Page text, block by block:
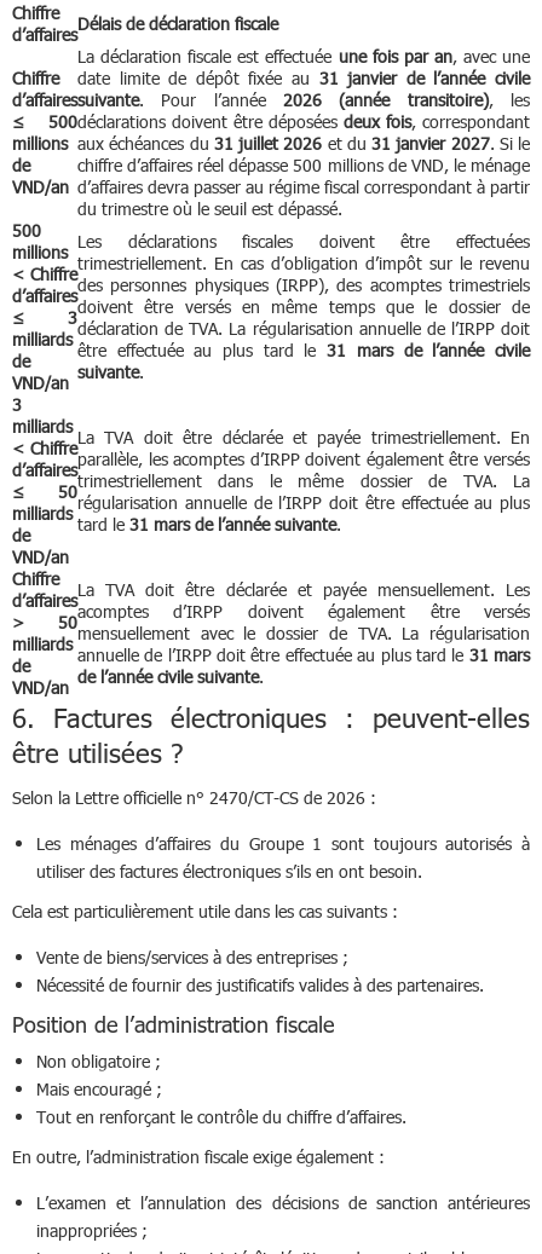
Chiffre
d’affairesDélais de déclaration fiscale
Chiffre
d’affaires
≤ 500
millions
de
VND/an
La déclaration fiscale est effectuée une fois par an, avec une
date limite de dépôt fixée au 31 janvier de l’année civile
suivante. Pour l’année 2026 (année transitoire), les
déclarations doivent être déposées deux fois, correspondant
aux échéances du 31 juillet 2026 et du 31 janvier 2027. Si le
chiffre d’affaires réel dépasse 500 millions de VND, le ménage
d’affaires devra passer au régime fiscal correspondant à partir
du trimestre où le seuil est dépassé.
500
millions
< Chiffre
d’affaires
≤ 3
milliards
de
VND/an
Les déclarations fiscales doivent être effectuées
trimestriellement. En cas d’obligation d’impôt sur le revenu
des personnes physiques (IRPP), des acomptes trimestriels
doivent être versés en même temps que le dossier de
déclaration de TVA. La régularisation annuelle de l’IRPP doit
être effectuée au plus tard le31 mars de l’année civile
suivante.
3
milliards
< Chiffre
d’affaires
≤ 50
milliards
de
VND/an
La TVA doit être déclarée et payée trimestriellement. En
parallèle, les acomptes d’IRPP doivent également être versés
trimestriellement dans le même dossier de TVA. La
régularisation annuelle de l’IRPP doit être effectuée au plus
tard le 31 mars de l’année suivante.
Chiffre
d’affaires
> 50
milliards
de
VND/an
La TVA doit être déclarée et payée mensuellement. Les
acomptes d’IRPP doivent également être versés
mensuellement avec le dossier de TVA. La régularisation
annuelle de l’IRPP doit être effectuée au plus tard le 31 mars
de l’année civile suivante.
6. Factures électroniques : peuvent-elles
être utilisées ?
Selon la Lettre officielle n° 2470/CT-CS de 2026 :
Les ménages d’affaires du Groupe 1 sont toujours autorisés à
utiliser des factures électroniques s’ils en ont besoin.
Cela est particulièrement utile dans les cas suivants :
Vente de biens/services à des entreprises ;
Nécessité de fournir des justificatifs valides à des partenaires.
Position de l’administration fiscale
Non obligatoire ;
Mais encouragé ;
Tout en renforçant le contrôle du chiffre d’affaires.
En outre, l’administration fiscale exige également :
L’examen et l’annulation des décisions de sanction antérieures
inappropriées ;